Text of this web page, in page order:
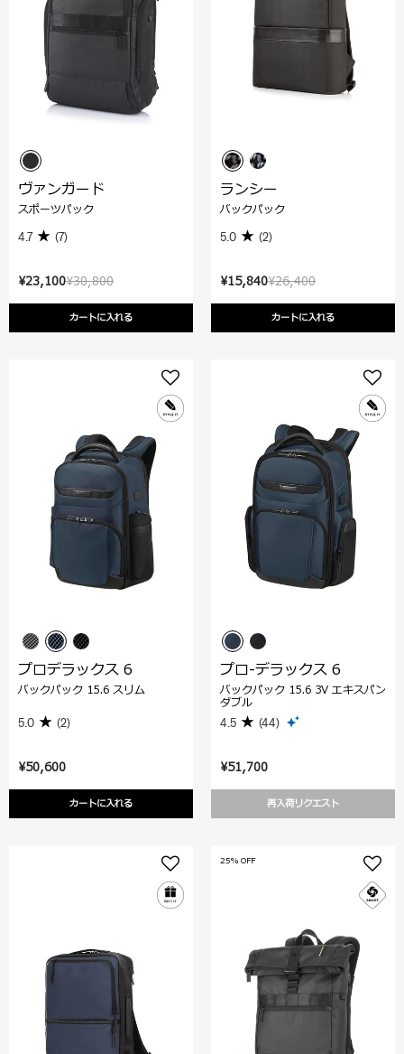
¥30,800
¥23,100
カートに入れる
ヴァンガード
スポーツパック
4.7 (7)
¥26,400
¥15,840
カートに入れる
ランシー
バックパック
5.0 (2)
¥50,600
カートに入れる
プロデラックス 6
バックパック 15.6 スリム
5.0 (2)
¥51,700
再入荷リクエスト
プロ-デラックス 6
バックパック 15.6 3V エキスパン
ダブル
4.5 (44)
25% OFF